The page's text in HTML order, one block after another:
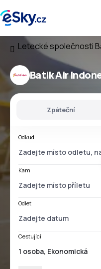
Letecké společnosti
Batik Air
Zpáteční
Odkud
Kam
Odlet
Cestující